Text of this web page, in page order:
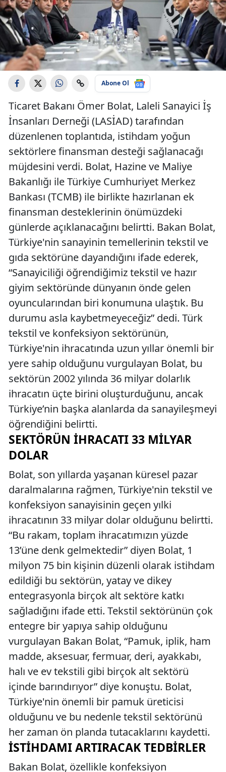
Abone Ol
Ticaret Bakanı Ömer Bolat, Laleli Sanayici İş
İnsanları Derneği (LASİAD) tarafından
düzenlenen toplantıda, istihdam yoğun
sektörlere finansman desteği sağlanacağı
müjdesini verdi. Bolat, Hazine ve Maliye
Bakanlığı ile Türkiye Cumhuriyet Merkez
Bankası (TCMB) ile birlikte hazırlanan ek
finansman desteklerinin önümüzdeki
günlerde açıklanacağını belirtti. Bakan Bolat,
Türkiye'nin sanayinin temellerinin tekstil ve
gıda sektörüne dayandığını ifade ederek,
“Sanayiciliği öğrendiğimiz tekstil ve hazır
giyim sektöründe dünyanın önde gelen
oyuncularından biri konumuna ulaştık. Bu
durumu asla kaybetmeyeceğiz” dedi. Türk
tekstil ve konfeksiyon sektörünün,
Türkiye'nin ihracatında uzun yıllar önemli bir
yere sahip olduğunu vurgulayan Bolat, bu
sektörün 2002 yılında 36 milyar dolarlık
ihracatın üçte birini oluşturduğunu, ancak
Türkiye’nin başka alanlarda da sanayileşmeyi
öğrendiğini belirtti.
SEKTÖRÜN İHRACATI 33 MILYAR
DOLAR
Bolat, son yıllarda yaşanan küresel pazar
daralmalarına rağmen, Türkiye'nin tekstil ve
konfeksiyon sanayisinin geçen yılki
ihracatının 33 milyar dolar olduğunu belirtti.
“Bu rakam, toplam ihracatımızın yüzde
13’üne denk gelmektedir” diyen Bolat, 1
milyon 75 bin kişinin düzenli olarak istihdam
edildiği bu sektörün, yatay ve dikey
entegrasyonla birçok alt sektöre katkı
sağladığını ifade etti. Tekstil sektörünün çok
entegre bir yapıya sahip olduğunu
vurgulayan Bakan Bolat, “Pamuk, iplik, ham
madde, aksesuar, fermuar, deri, ayakkabı,
halı ve ev tekstili gibi birçok alt sektörü
içinde barındırıyor” diye konuştu. Bolat,
Türkiye'nin önemli bir pamuk üreticisi
olduğunu ve bu nedenle tekstil sektörünü
her zaman ön planda tutacaklarını kaydetti.
İSTIHDAMI ARTIRACAK TEDBIRLER
Bakan Bolat, özellikle konfeksiyon